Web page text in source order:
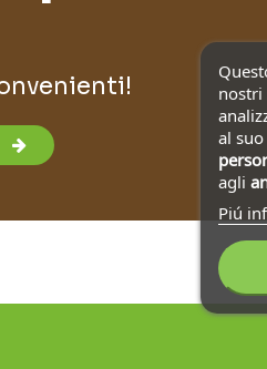
nostri
al
agli
Piú